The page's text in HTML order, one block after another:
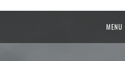
content
MENU